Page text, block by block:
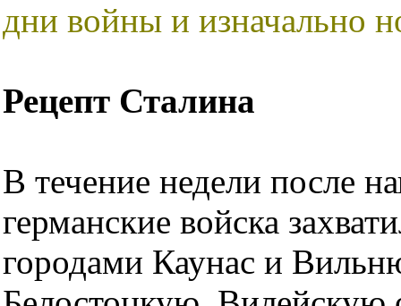
дни войны и изначально
Рецепт Сталина
В течение недели после
германские войска
городами Каунас и